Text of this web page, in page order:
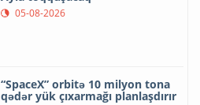
05-08-2026
“SpaceX” orbitə 10 milyon tona
qədər yük çıxarmağı planlaşdırır